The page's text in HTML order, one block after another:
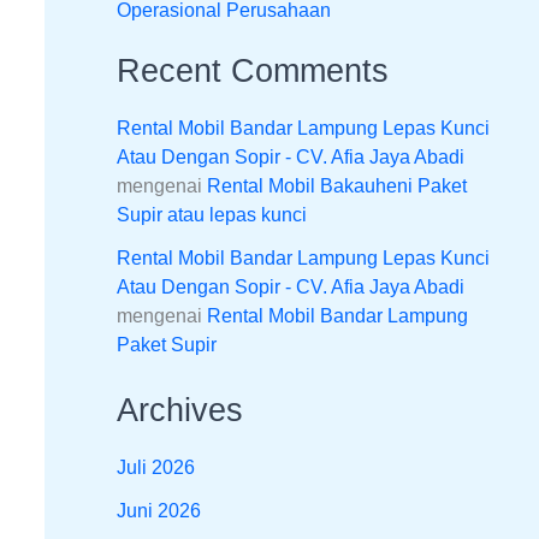
Operasional Perusahaan
Recent Comments
Rental Mobil Bandar Lampung Lepas Kunci
Atau Dengan Sopir - CV. Afia Jaya Abadi
mengenai Rental Mobil Bakauheni Paket
Supir atau lepas kunci
Rental Mobil Bandar Lampung Lepas Kunci
Atau Dengan Sopir - CV. Afia Jaya Abadi
mengenai Rental Mobil Bandar Lampung
Paket Supir
Archives
Juli 2026
Juni 2026